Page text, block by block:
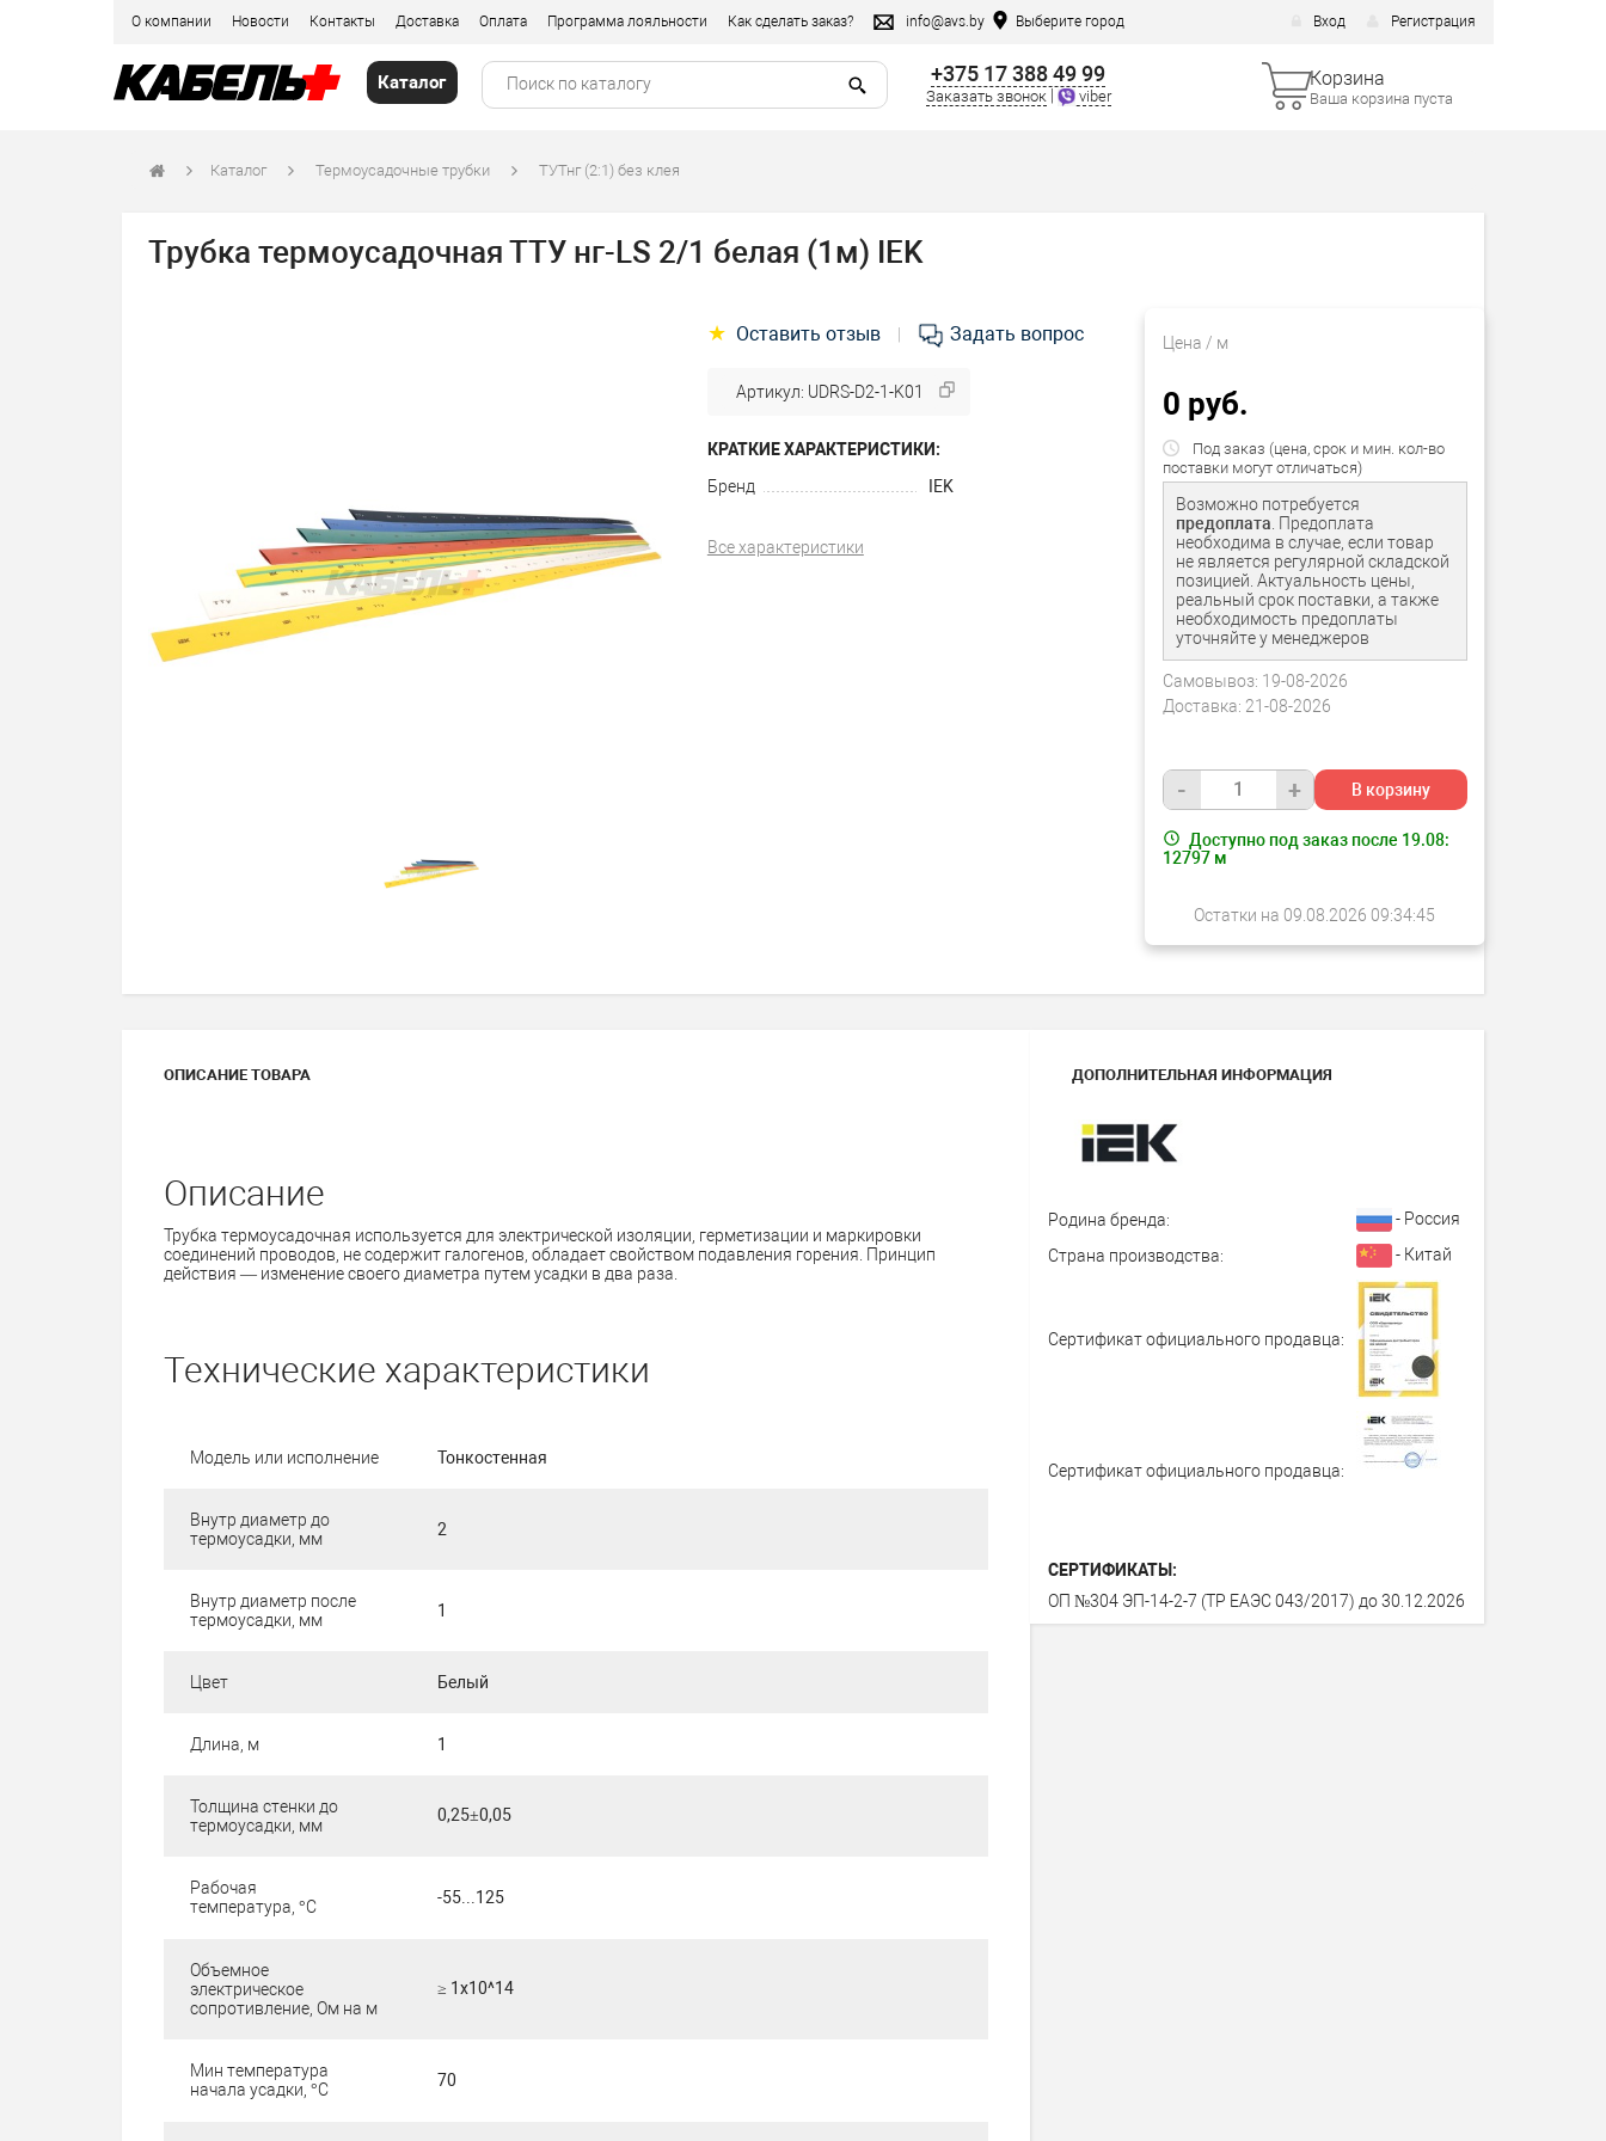
О компании Новости Контакты Доставка Оплата Программа лояльности Как сделать заказ? info@avs.by Выберите город Вход Регистрация
Каталог +375 17 388 49 99
Заказать звонок viber
Корзина
Ваша корзина пуста
Каталог Термоусадочные трубки ТУТнг (2:1) без клея
Трубка термоусадочная ТТУ нг-LS 2/1 белая (1м) IEK
Цена / м
0 руб.
Под заказ (цена, срок и мин. кол-во
поставки могут отличаться)
Возможно потребуется
предоплата . Предоплата
необходима в случае, если товар
не является регулярной складской
позицией. Актуальность цены,
реальный срок поставки, а также
необходимость предоплаты
уточняйте у менеджеров
Самовывоз: 19-08-2026
Доставка: 21-08-2026
- + В корзину
Доступно под заказ после 19.08:
12797м
Остатки на 09.08.2026 09:34:45
★ Оставить отзыв Задать вопрос
Артикул: UDRS-D2-1-K01
КРАТКИЕ ХАРАКТЕРИСТИКИ:
Бренд
IEK
Все характеристики
ОПИСАНИЕ ТОВАРА
Описание
Трубка термоусадочная используется для электрической изоляции, герметизации и маркировки
соединений проводов, не содержит галогенов, обладает свойством подавления горения. Принцип
действия — изменение своего диаметра путем усадки в два раза.
Технические характеристики
Модель или исполнение Тонкостенная
Внутр диаметр до
термоусадки, мм
2
Внутр диаметр после
термоусадки, мм
1
Цвет Белый
Длина, м 1
Толщина стенки до
термоусадки, мм
0,25±0,05
Рабочая
температура, °C
-55...125
Объемное
электрическое
сопротивление, Ом на м
≥ 1х10^14
Мин температура
начала усадки, °C
70
ДОПОЛНИТЕЛЬНАЯ ИНФОРМАЦИЯ
Родина бренда:
- Россия
Страна производства:
- Китай
Сертификат официального продавца:
Сертификат официального продавца:
СЕРТИФИКАТЫ:
ОП №304 ЭП-14-2-7 (ТР ЕАЭС 043/2017) до 30.12.2026